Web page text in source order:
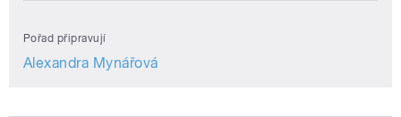
Pořad připravují
Alexandra Mynářová